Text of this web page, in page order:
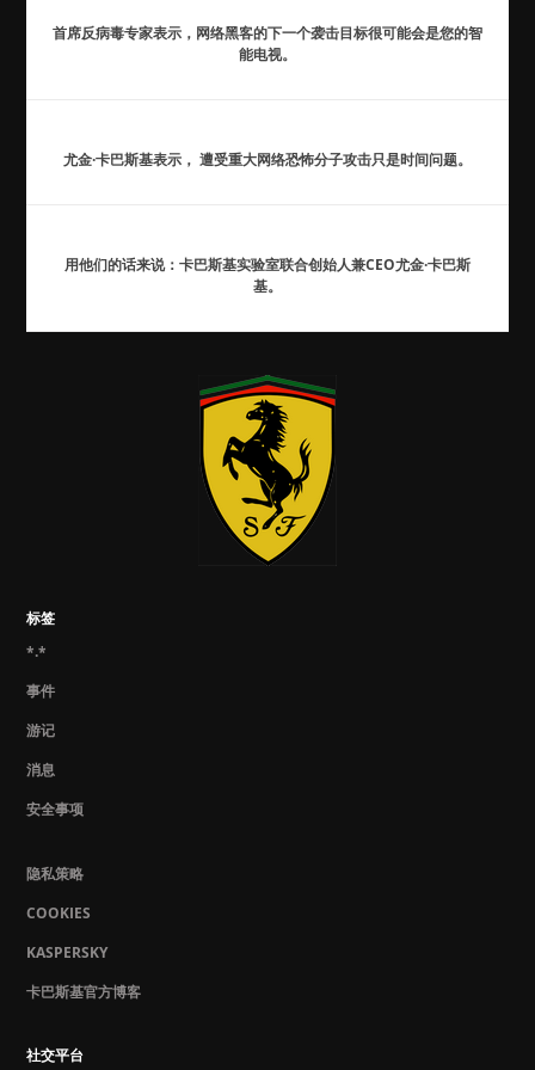
首席反病毒专家表示，网络黑客的下一个袭击目标很可能会是您的智
能电视。
尤金·卡巴斯基表示， 遭受重大网络恐怖分子攻击只是时间问题。
用他们的话来说：卡巴斯基实验室联合创始人兼CEO尤金·卡巴斯
基。
标签
*.*
事件
游记
消息
安全事项
隐私策略
COOKIES
KASPERSKY
卡巴斯基官方博客
社交平台